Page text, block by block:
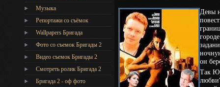
Музыка
Репортажи со съёмок
Wallpapers Бригада
Фото со съемок Бригады 2
Видео съемок Бригады 2
Cмотреть ролик Бригада 2
Бригада 2 - оф фото
Девы
он
Так